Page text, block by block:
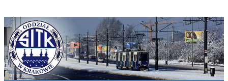
SITK RP Oddział w KRAKOWIE
Polish Association of Engineers & Technicians of Transportation